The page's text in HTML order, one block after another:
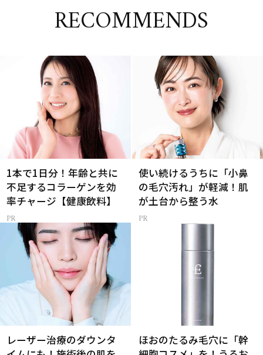
RECOMMENDS
1本で1日分！年齢と共に
不足するコラーゲンを効
率チャージ【健康飲料】
使い続けるうちに「小鼻
の毛穴汚れ」が軽減！肌
が土台から整う水
レーザー治療のダウンタ
ほおのたるみ毛穴に「幹